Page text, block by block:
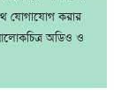
যোগাযোগ করার
অডিও ও